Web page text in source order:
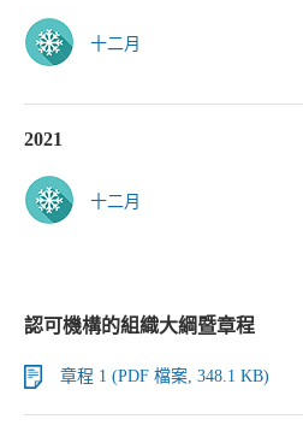
十二月
2021
十二月
認可機構的組織大綱暨章程
章程 1 (PDF 檔案, 348.1 KB)